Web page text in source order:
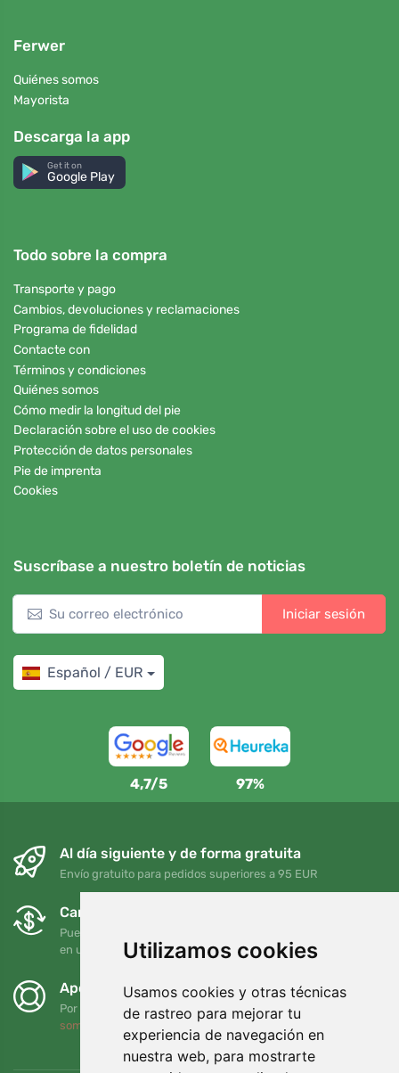
Utilizamos cookies
Usamos cookies y otras técnicas
de rastreo para mejorar tu
experiencia de navegación en
nuestra web, para mostrarte
Ferwer
Quiénes somos
Mayorista
Descarga la app
Get it on
Google Play
Todo sobre la compra
Transporte y pago
Cambios, devoluciones y reclamaciones
Programa de fidelidad
Contacte con
Términos y condiciones
Quiénes somos
Cómo medir la longitud del pie
Declaración sobre el uso de cookies
Protección de datos personales
Pie de imprenta
Cookies
Suscríbase a nuestro boletín de noticias
Iniciar sesión
Español / EUR
4,7/5 97%
Al día siguiente y de forma gratuita
Envío gratuito para pedidos superiores a 95 EUR
Cambios y devoluciones gratuitos
Puede devolver o cambiar su pedido en cualquier momento
en un plazo de 90 días
Apoyamos a Trees.org
Por cada pedido plantamos un árbol. Leer más
somos